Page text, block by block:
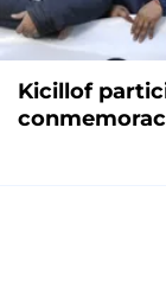
Kicillof